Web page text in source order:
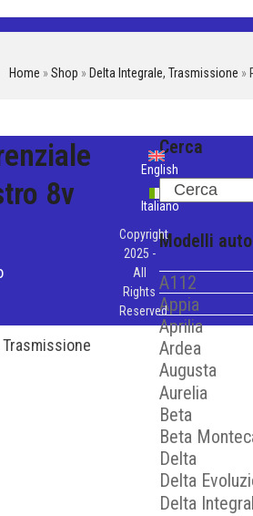
Home » Shop » Delta Integrale, Trasmissione »
8v
Trasmissione
Cerca
Search
Modelli auto
A112
Appia
Aprilia
Ardea
Augusta
Aurelia
Beta
Beta
Delta
Delta
Delta
English
Italiano
Copyright
2025 -
All
Rights
Reserved